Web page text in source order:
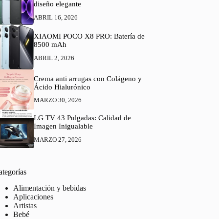
diseño elegante
ABRIL 16, 2026
XIAOMI POCO X8 PRO: Batería de
8500 mAh
ABRIL 2, 2026
Crema anti arrugas con Colágeno y
Ácido Hialurónico
MARZO 30, 2026
LG TV 43 Pulgadas: Calidad de
Imagen Inigualable
MARZO 27, 2026
Alimentación y bebidas
Aplicaciones
Artistas
Bebé